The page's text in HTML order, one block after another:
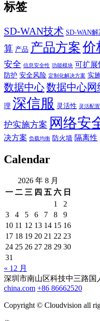
标签
SD-WAN技术 SD-WAN
算 产品 产品方案价
安全 信息安全性 功能模块 可扩展
防护 安全风险 定制化解决方案 实
数据中心数据中心网
理 深信服 灵活性 灵活配置
护实施方案 网络安
决方案 负载均衡 防火墙 隔离性
Calendar
2026 年 8 月
一 二 三 四 五 六 日
1
2
3
4 5 6 7 8
9
10 11 12 13 14 15 16
17 18 19 20 21 22 23
24 25 26 27 28 29 30
31
« 12 月
深圳市南山区科技中三路国
china.com +86 86662520
Copyright © Cloudvision all